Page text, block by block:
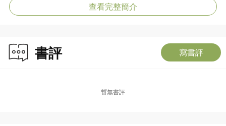
張艷萍（《寫給青少年的黨史·紅色星火燎原》《寫給青少年的黨史·春天的故
秀教員。長期從事黨史、軍史、中國近現代史教學與研究，主持、參與多項國家
查看完整簡介
書評 寫書評
暫無書評